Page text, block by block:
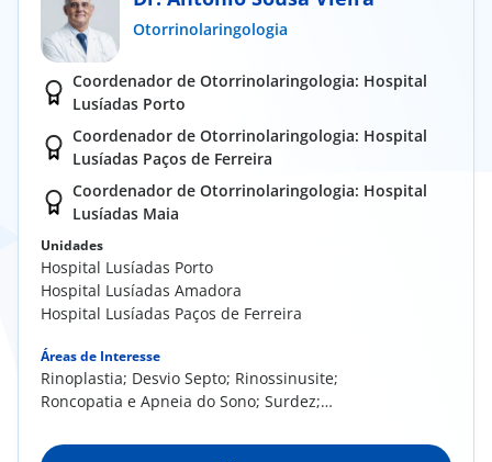
Sport
a nós
Otorrinolaringologia
Coordenador de Otorrinolaringologia: Hospital
Lusíadas Porto
Coordenador de Otorrinolaringologia: Hospital
Lusíadas Paços de Ferreira
Coordenador de Otorrinolaringologia: Hospital
Lusíadas Maia
Unidades
Hospital Lusíadas Porto
Hospital Lusíadas Amadora
Hospital Lusíadas Paços de Ferreira
Áreas de Interesse
Rinoplastia; Desvio Septo; Rinossinusite;
Roncopatia e Apneia do Sono; Surdez;